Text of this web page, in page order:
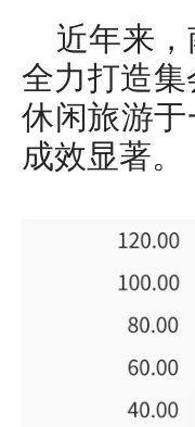
近年来
全力打造
休闲旅游
成效显著。